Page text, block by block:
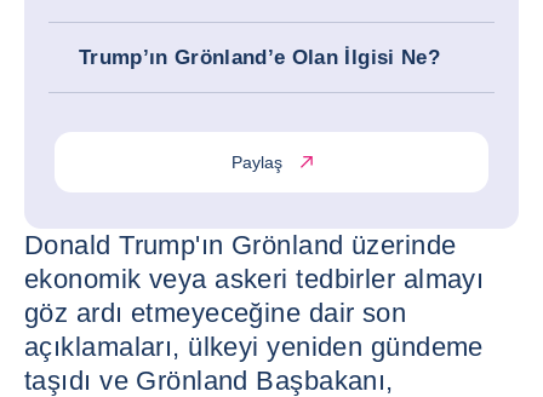
Trump’ın Grönland’e Olan İlgisi Ne?
Paylaş
Donald Trump'ın Grönland üzerinde
ekonomik veya askeri tedbirler almayı
göz ardı etmeyeceğine dair son
açıklamaları, ülkeyi yeniden gündeme
taşıdı ve Grönland Başbakanı,